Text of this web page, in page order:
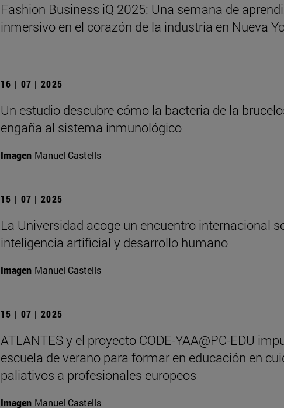
Fashion Business iQ 2025: Una semana de
inmersivo en el corazón de la industria en Nueva
16 | 07 | 2025
Un estudio descubre cómo la bacteria de la
engaña al sistema inmunológico
Imagen Manuel Castells
15 | 07 | 2025
La Universidad acoge un encuentro internacional
inteligencia artificial y desarrollo humano
Imagen Manuel Castells
15 | 07 | 2025
ATLANTES y el proyecto CODE-YAA@PC-EDU
escuela de verano para formar en educación en
paliativos a profesionales europeos
Imagen Manuel Castells